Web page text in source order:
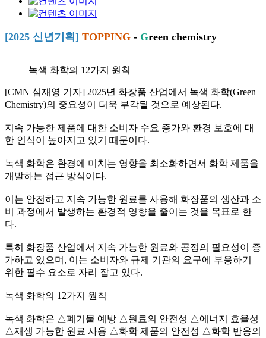
[2025 신년기획] TOPPING - Green chemistry
녹색 화학의 12가지 원칙
[CMN 심재영 기자] 2025년 화장품 산업에서 녹색 화학(Green
Chemistry)의 중요성이 더욱 부각될 것으로 예상된다.
지속 가능한 제품에 대한 소비자 수요 증가와 환경 보호에 대
한 인식이 높아지고 있기 때문이다.
녹색 화학은 환경에 미치는 영향을 최소화하면서 화학 제품을
개발하는 접근 방식이다.
이는 안전하고 지속 가능한 원료를 사용해 화장품의 생산과 소
비 과정에서 발생하는 환경적 영향을 줄이는 것을 목표로 한
다.
특히 화장품 산업에서 지속 가능한 원료와 공정의 필요성이 증
가하고 있으며, 이는 소비자와 규제 기관의 요구에 부응하기
위한 필수 요소로 자리 잡고 있다.
녹색 화학의 12가지 원칙
녹색 화학은 △폐기물 예방 △원료의 안전성 △에너지 효율성
△재생 가능한 원료 사용 △화학 제품의 안전성 △화학 반응의